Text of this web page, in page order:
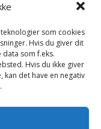
som cookies
Hvis du giver dit
som f.eks.
Hvis du ikke giver
det have en negativ